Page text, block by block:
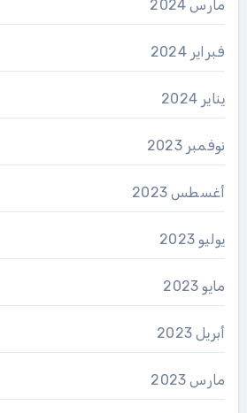
مارس 2024
فبراير 2024
يناير 2024
نوفمبر 2023
أغسطس 2023
يوليو 2023
مايو 2023
أبريل 2023
مارس 2023